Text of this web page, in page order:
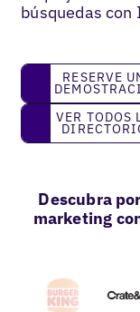
búsquedas con
reserve una
RESERVE
Ver todos los
VER TODOS
Descubra
marketing